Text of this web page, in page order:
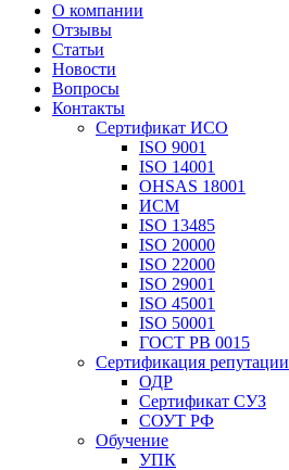
О компании
Отзывы
Статьи
Новости
Вопросы
Контакты
Сертификат ИСО
ISO 9001
ISO 14001
OHSAS 18001
ИСМ
ISO 13485
ISO 20000
ISO 22000
ISO 29001
ISO 45001
ISO 50001
ГОСТ РВ 0015
Сертификация репутации
ОДР
Сертификат СУЗ
СОУТ РФ
Обучение
УПК